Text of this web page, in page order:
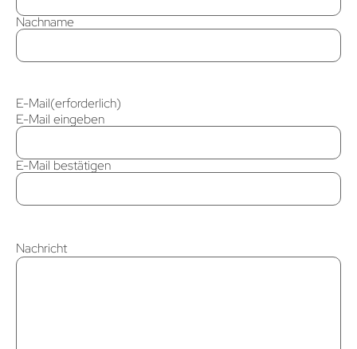
Nachname
E-Mail(erforderlich)
E-Mail eingeben
E-Mail bestätigen
Nachricht